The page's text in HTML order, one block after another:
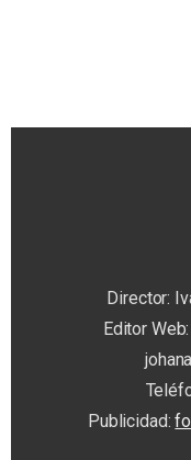
Director:
Editor
Publicidad: